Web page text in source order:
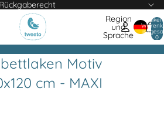
Region
und
Sprache
Artikel
0
Motiv
cm - MAXI